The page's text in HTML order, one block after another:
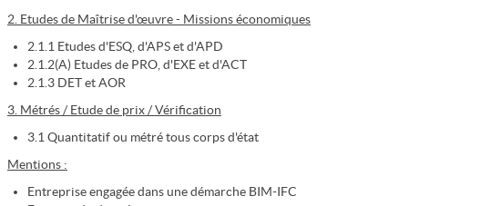
2. Etudes de Maîtrise d'œuvre - Missions économiques
2.1.1 Etudes d'ESQ, d'APS et d'APD
2.1.2(A) Etudes de PRO, d'EXE et d'ACT
2.1.3 DET et AOR
3. Métrés / Etude de prix / Vérification
3.1 Quantitatif ou métré tous corps d'état
Mentions :
Entreprise engagée dans une démarche BIM-IFC